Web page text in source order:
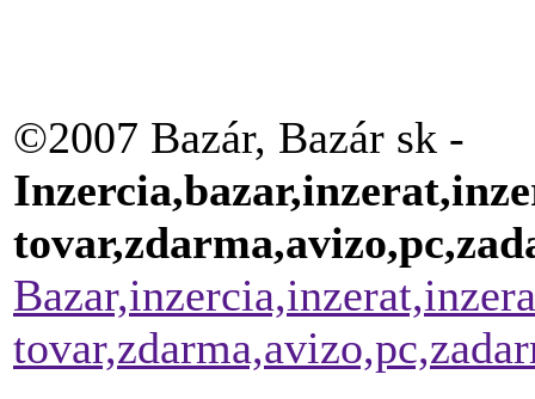
©2007 Bazár, Bazár sk -